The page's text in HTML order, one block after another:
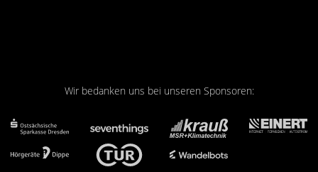
Wir bedanken uns bei unseren Sponsoren: